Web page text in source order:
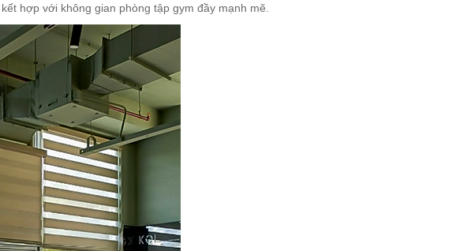
hợp với không gian phòng tập gym đầy mạnh mẽ.